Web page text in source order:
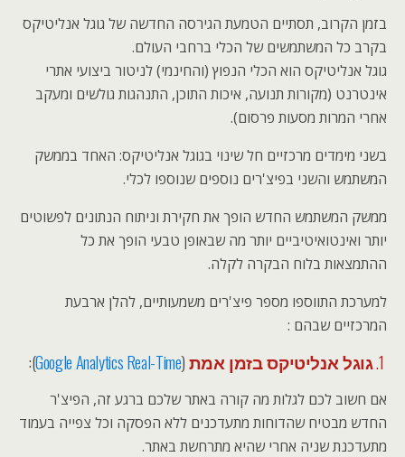
בזמן הקרוב, תסתיים הטמעת הגירסה החדשה של גוגל אנליטיקס
בקרב כל המשתמשים של הכלי ברחבי העולם.
גוגל אנליטיקס הוא הכלי הנפוץ (והחינמי) לניטור ביצועי אתרי
אינטרנט (מקורות תנועה, איכות התוכן, התנהגות גולשים ומעקב
אחרי המרות מסעות פרסום).
בשני מימדים מרכזיים חל שינוי בגוגל אנליטיקס: האחד בממשק
המשתמש והשני בפיצ'רים נוספים שנוספו לכלי.
ממשק המשתמש החדש הופך את חקירת וניתוח הנתונים לפשוטים
יותר ואינטואיטיביים יותר מה שבאופן טבעי הופך את כל
ההתמצאות בלוח הבקרה לקלה.
למערכת התווספו מספר פיצ'רים משמעותיים, להלן ארבעת
המרכזיים שבהם :
גוגל אנליטיקס בזמן אמת(
Google Analytics Real-Time
):
אם חשוב לכם לגלות מה קורה באתר שלכם ברגע זה, הפיצ'ר
החדש מבטיח שהדוחות מתעדכנים ללא הפסקה וכל צפייה בעמוד
מתעדכנת שניה אחרי שהיא מתרחשת באתר.